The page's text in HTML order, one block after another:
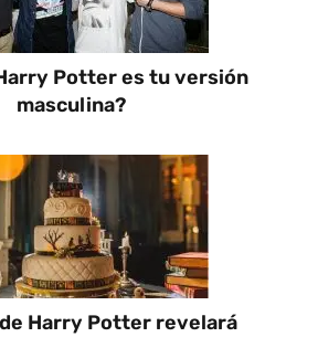
Potter es tu versión
masculina?
Harry Potter revelará